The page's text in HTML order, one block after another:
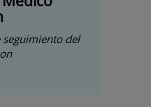
seguimiento del